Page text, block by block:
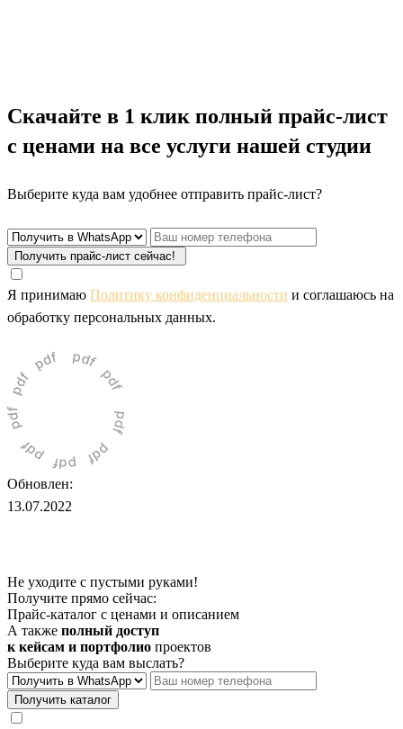
Скачайте в 1 клик полный прайс-лист
с ценами на все услуги нашей студии
Выберите куда вам удобнее отправить прайс-лист?
Получить прайс-лист сейчас!
Я принимаю Политику конфиденциальности и соглашаюсь на
обработку персональных данных.
Обновлен:
13.07.2022
Не уходите с пустыми руками!
Получите прямо сейчас:
Прайс-каталог с ценами и описанием
А также полный доступ
к кейсам и портфолио проектов
Выберите куда вам выслать?
Получить каталог